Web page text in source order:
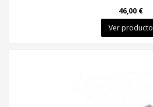
46,00 €
Ver producto